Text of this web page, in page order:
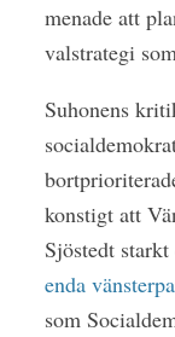
menade att
valstrategi
Suhonens
konstigt att
Sjöstedt
enda
som